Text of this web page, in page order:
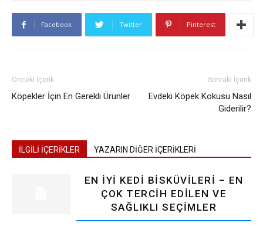
Facebook Twitter Pinterest
Önceki İçerik
Köpekler İçin En Gerekli Ürünler
Sonraki İçerik
Evdeki Köpek Kokusu Nasıl
Giderilir?
İLGİLİ İÇERİKLER YAZARIN DİĞER İÇERİKLERİ
EN İYI KEDI BISKÜVILERI – EN
ÇOK TERCIH EDILEN VE
SAĞLIKLI SEÇIMLER